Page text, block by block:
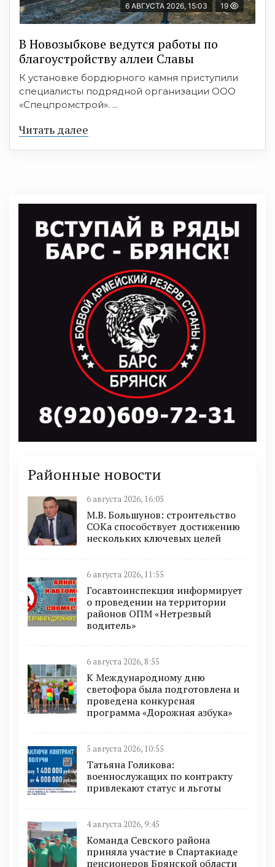
6 АВГУСТА 2026, 15:03 19
В Новозыбкове ведутся работы по
благоустройству аллеи Славы
К установке бордюрного камня приступили
специалисты подрядной организации ООО
«Спецпромстрой». ...
Читать далее
Районные новости
6 августа 2026, 16:05
М.В. Большунов: строительство
СОКа способствует достижению
нескольких ключевых целей
6 августа 2026, 11:55
Госавтоинспекция информирует
о проведении на территории
районов ОПМ «Нетрезвый
водитель»
6 августа 2026, 8:55
К Международному дню
светофора была подготовлена и
проведена конкурсная
программа «Дорожная азбука»
5 августа 2026, 10:55
Татьяна Голикова:
военнослужащих по контракту
привлекают статус и льготы
4 августа 2026, 9:45
Команда Севского района
приняла участие в Спартакиаде
пенсионеров Брянской области